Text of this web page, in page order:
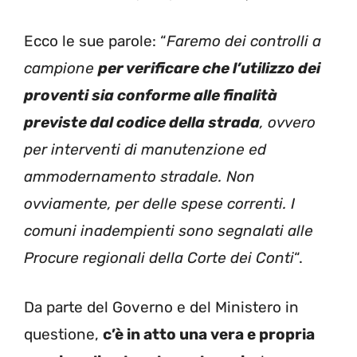
Ecco le sue parole: “Faremo dei controlli a
campione per verificare che l’utilizzo dei
proventi sia conforme alle finalità
previste dal codice della strada, ovvero
per interventi di manutenzione ed
ammodernamento stradale. Non
ovviamente, per delle spese correnti. I
comuni inadempienti sono segnalati alle
Procure regionali della Corte dei Conti“.
Da parte del Governo e del Ministero in
questione, c’è in atto una vera e propria